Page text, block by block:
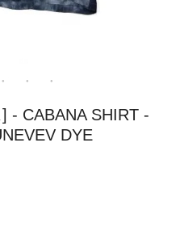
- CABANA SHIRT -
DYE